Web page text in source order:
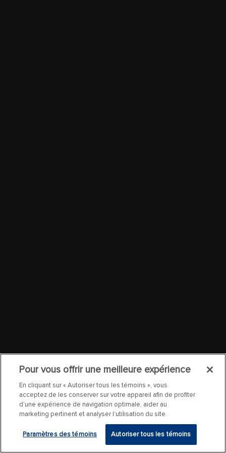
Pour vous offrir une meilleure expérience
En cliquant sur « Autoriser tous les témoins », vous
acceptez de les conserver sur votre appareil afin de profiter
d’une expérience de navigation optimale, aider au
marketing pertinent et analyser l’utilisation du site.
Paramètres des témoins Autoriser tous les témoins